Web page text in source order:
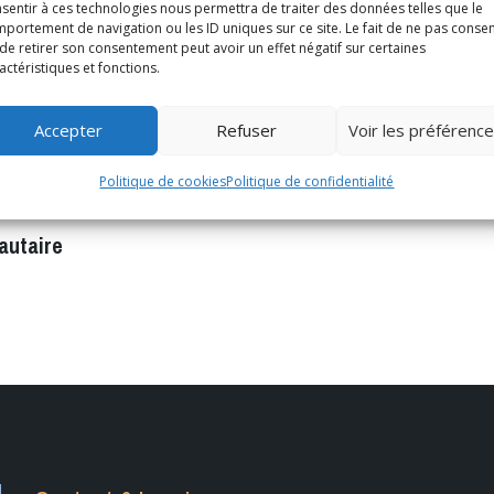
à ces technologies nous permettra de traiter des données telles que le
de navigation ou les ID uniques sur ce site. Le fait de ne pas
retirer son consentement peut avoir un effet négatif sur certaines
et fonctions.
Accepter Refuser Voir les
Politique de cookiesPolitique de confidentialité
et autres organismes
du Kreiz Breizh